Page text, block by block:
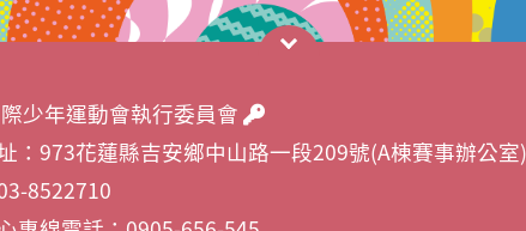
少年運動會執行委員會
：973花蓮縣吉安鄉中山路一段209號(A棟賽事辦公室)
8522710